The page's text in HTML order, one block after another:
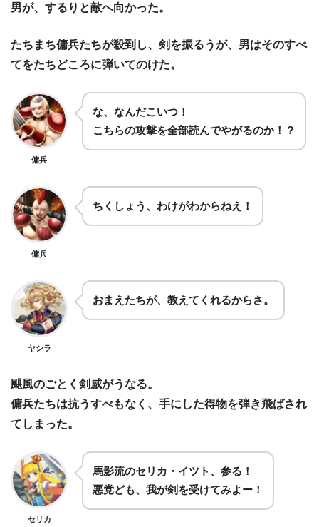
男が、するりと敵へ向かった。
たちまち傭兵たちが殺到し、剣を振るうが、男はそのすべ
てをたちどころに弾いてのけた。
傭兵
な、なんだこいつ！
こちらの攻撃を全部読んでやがるのか！？
傭兵
ちくしょう、わけがわからねえ！
ヤシラ
おまえたちが、教えてくれるからさ。
颶風のごとく剣威がうなる。
傭兵たちは抗うすべもなく、手にした得物を弾き飛ばされ
てしまった。
セリカ
馬影流のセリカ・イツト、参る！
悪党ども、我が剣を受けてみよー！